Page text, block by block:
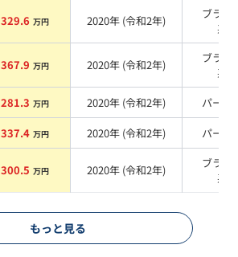
329.6 万円 2020年 (令和2年)
ブラッ
系
367.9 万円 2020年 (令和2年)
ブラッ
系
281.3 万円 2020年 (令和2年) パール
337.4 万円 2020年 (令和2年) パール
300.5 万円 2020年 (令和2年)
ブラッ
系
もっと見る